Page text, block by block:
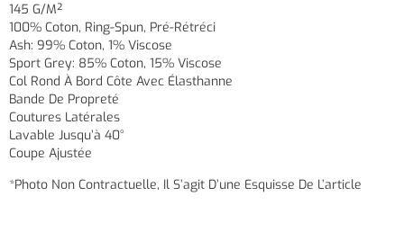
145 G/m²
100% Coton, Ring-Spun, Pré-Rétréci
Ash: 99% Coton, 1% Viscose
Sport Grey: 85% Coton, 15% Viscose
Col Rond À Bord Côte Avec Élasthanne
Bande De Propreté
Coutures Latérales
Lavable Jusqu’à 40°
Coupe Ajustée
*Photo Non Contractuelle, Il S’agit D’une Esquisse De L’article